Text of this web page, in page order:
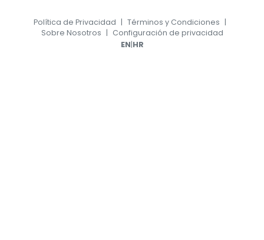
Política de Privacidad | Términos y Condiciones |
Sobre Nosotros | Configuración de privacidad
EN|HR